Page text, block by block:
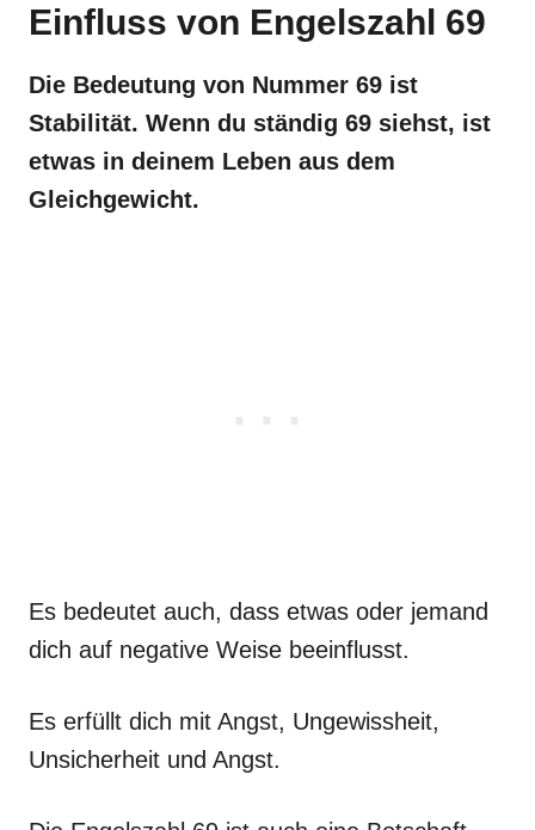
Einfluss von Engelszahl 69
Die Bedeutung von Nummer 69 ist
Stabilität. Wenn du ständig 69 siehst, ist
etwas in deinem Leben aus dem
Gleichgewicht.
Es bedeutet auch, dass etwas oder jemand
dich auf negative Weise beeinflusst.
Es erfüllt dich mit Angst, Ungewissheit,
Unsicherheit und Angst.